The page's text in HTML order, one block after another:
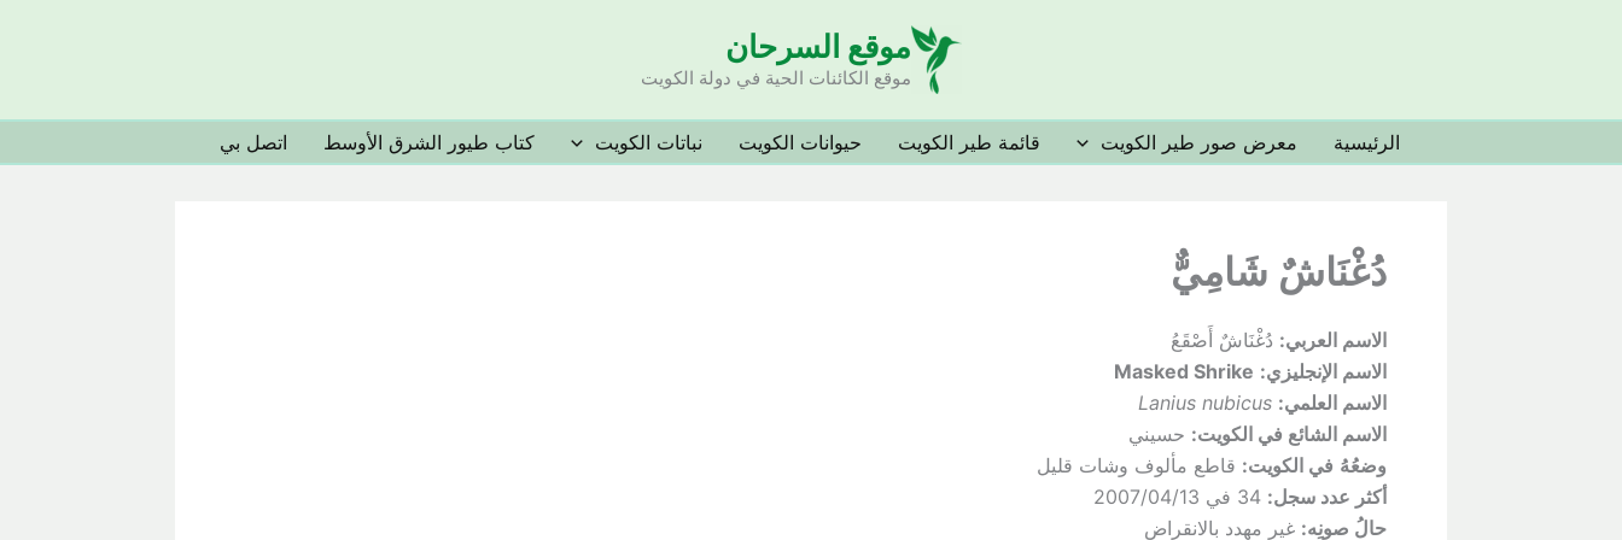
موقع السرحان
موقع الكائنات الحية في دولة الكويت
الرئيسية معرض صور طير الكويت قائمة طير الكويت حيوانات الكويت نباتات الكويت كتاب طيور الشرق الأوسط اتصل بي
دُغْنَاشٌ شَامِيٌّ
الاسم العربي: دُغْنَاشٌ أَصْقَعُ
الاسم الإنجليزي: Masked Shrike
الاسم العلمي: Lanius nubicus
الاسم الشائع في الكويت: حسيني
وضعُهُ في الكويت: قاطع مألوف وشات قليل
أكثر عدد سجل:
حالُ صونِه: غير مهدد بالانقراض